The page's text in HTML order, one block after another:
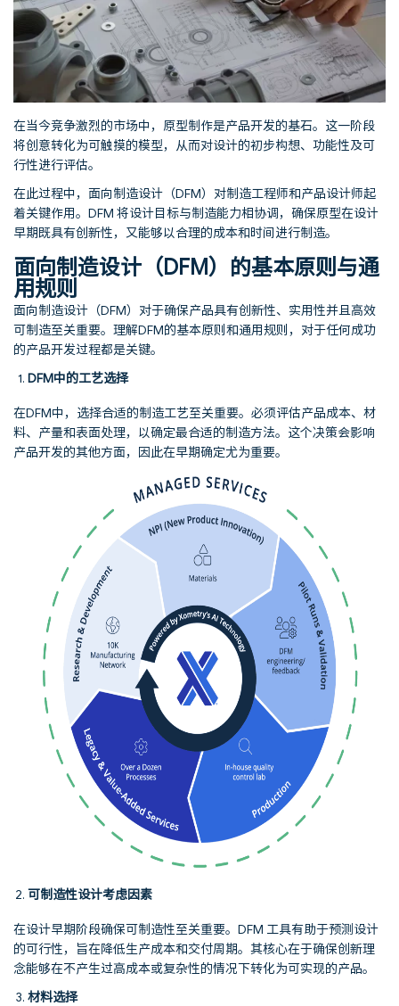
在当今竞争激烈的市场中，原型制作是产品开发的基石。这一阶段
将创意转化为可触摸的模型，从而对设计的初步构想、功能性及可
行性进行评估。
在此过程中，面向制造设计（DFM）对制造工程师和产品设计师起
着关键作用。DFM 将设计目标与制造能力相协调，确保原型在设计
早期既具有创新性，又能够以合理的成本和时间进行制造。
面向制造设计（DFM）的基本原则与通
用规则
面向制造设计（DFM）对于确保产品具有创新性、实用性并且高效
可制造至关重要。理解DFM的基本原则和通用规则，对于任何成功
的产品开发过程都是关键。
DFM中的工艺选择
在DFM中，选择合适的制造工艺至关重要。必须评估产品成本、材
料、产量和表面处理，以确定最合适的制造方法。这个决策会影响
产品开发的其他方面，因此在早期确定尤为重要。
可制造性设计考虑因素
在设计早期阶段确保可制造性至关重要。DFM 工具有助于预测设计
的可行性，旨在降低生产成本和交付周期。其核心在于确保创新理
念能够在不产生过高成本或复杂性的情况下转化为可实现的产品。
材料选择